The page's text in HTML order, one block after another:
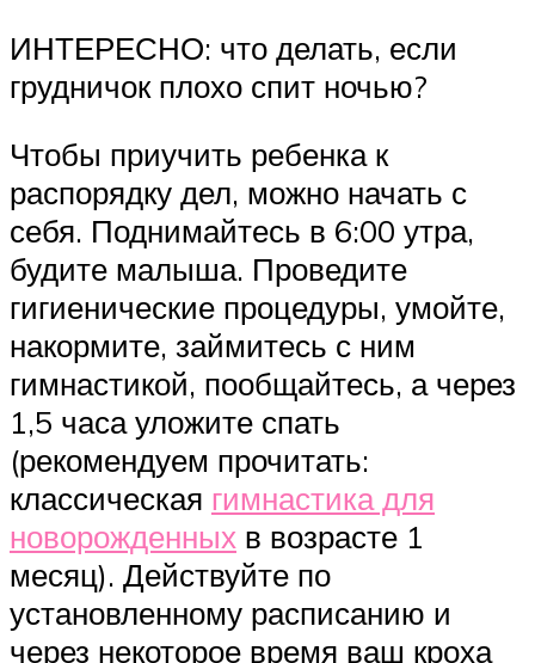
ИНТЕРЕСНО: что делать, если
грудничок плохо спит ночью?
Чтобы приучить ребенка к
распорядку дел, можно начать с
себя. Поднимайтесь в 6:00 утра,
будите малыша. Проведите
гигиенические процедуры, умойте,
накормите, займитесь с ним
гимнастикой, пообщайтесь, а через
1,5 часа уложите спать
(рекомендуем прочитать:
классическая гимнастика для
новорожденных в возрасте 1
месяц). Действуйте по
установленному расписанию и
через некоторое время ваш кроха